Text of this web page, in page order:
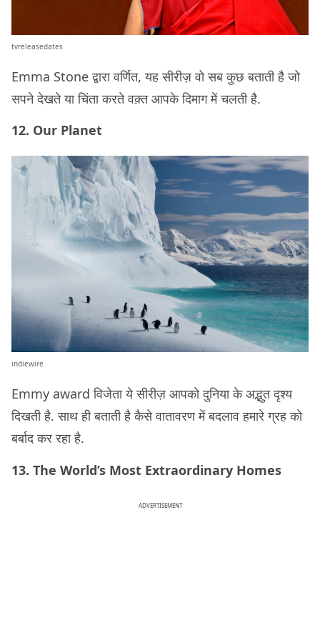
tvreleasedates
Emma Stone द्वारा वर्णित, यह सीरीज़ वो सब कुछ बताती है जो
सपने देखते या चिंता करते वक़्त आपके दिमाग में चलती है.
12. Our Planet
indiewire
Emmy award विजेता ये सीरीज़ आपको दुनिया के अद्भुत दृश्य
दिखती है. साथ ही बताती है कैसे वातावरण में बदलाव हमारे ग्रह को
बर्बाद कर रहा है.
13. The World’s Most Extraordinary Homes
ADVERTISEMENT